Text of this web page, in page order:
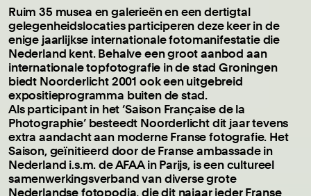
Ruim 35 musea en galerieën en een dertigtal
gelegenheidslocaties participeren deze keer in de
enige jaarlijkse internationale fotomanifestatie die
Nederland kent. Behalve een groot aanbod aan
internationale topfotografie in de stad Groningen
biedt Noorderlicht 2001 ook een uitgebreid
expositieprogramma buiten de stad.
Als participant in het ‘Saison Française de la
Photographie’ besteedt Noorderlicht dit jaar tevens
extra aandacht aan moderne Franse fotografie. Het
Saison, geïnitieerd door de Franse ambassade in
Nederland i.s.m. de AFAA in Parijs, is een cultureel
samenwerkingsverband van diverse grote
Nederlandse fotopodia, die dit najaar ieder Franse